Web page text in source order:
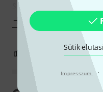
Sütik
Impresszum ·
Similarly when packing up
Mutass többet